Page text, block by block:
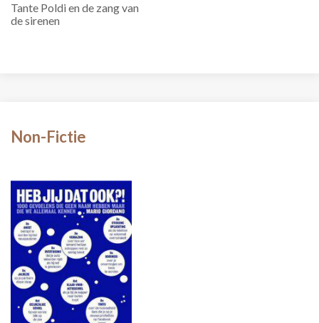
Tante Poldi en de zang van
de sirenen
Non-Fictie